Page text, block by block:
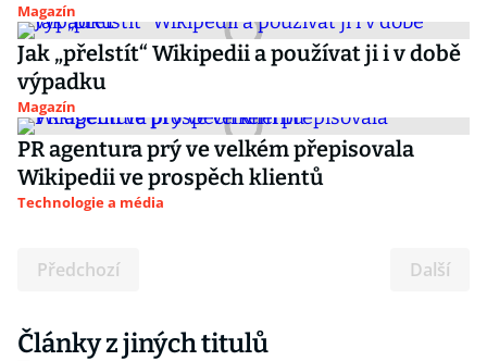
Magazín
Jak „přelstít“ Wikipedii a používat ji i v době
výpadku
Magazín
PR agentura prý ve velkém přepisovala
Wikipedii ve prospěch klientů
Technologie a média
Předchozí Další
Články z jiných titulů